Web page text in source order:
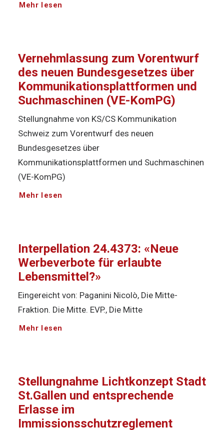
Mehr lesen
Vernehmlassung zum Vorentwurf
des neuen Bundesgesetzes über
Kommunikationsplattformen und
Suchmaschinen (VE-KomPG)
Stellungnahme von KS/CS Kommunikation
Schweiz zum Vorentwurf des neuen
Bundesgesetzes über
Kommunikationsplattformen und Suchmaschinen
(VE-KomPG)
Mehr lesen
Interpellation 24.4373: «Neue
Werbeverbote für erlaubte
Lebensmittel?»
Eingereicht von: Paganini Nicolò, Die Mitte-
Fraktion. Die Mitte. EVP., Die Mitte
Mehr lesen
Stellungnahme Lichtkonzept Stadt
St.Gallen und entsprechende
Erlasse im
Immissionsschutzreglement